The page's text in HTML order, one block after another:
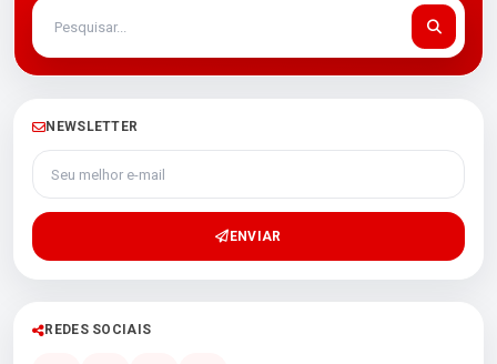
NEWSLETTER
Seu melhor e-mail
ENVIAR
REDES SOCIAIS